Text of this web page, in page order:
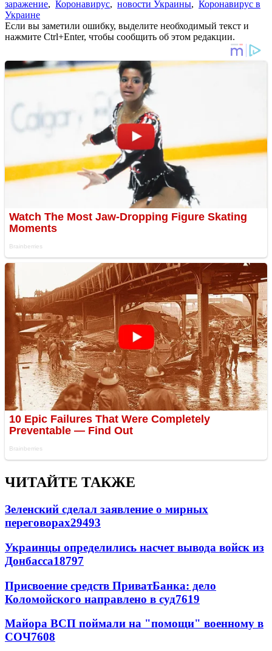
заражение, Коронавирус, новости Украины, Коронавирус в
Украине
Если вы заметили ошибку, выделите необходимый текст и
нажмите Ctrl+Enter, чтобы сообщить об этом редакции.
ЧИТАЙТЕ ТАКЖЕ
Зеленский сделал заявление о мирных
переговорах29493
Украинцы определились насчет вывода войск из
Донбасса18797
Присвоение средств ПриватБанка: дело
Коломойского направлено в суд7619
Майора ВСП поймали на "помощи" военному в
СОЧ7608